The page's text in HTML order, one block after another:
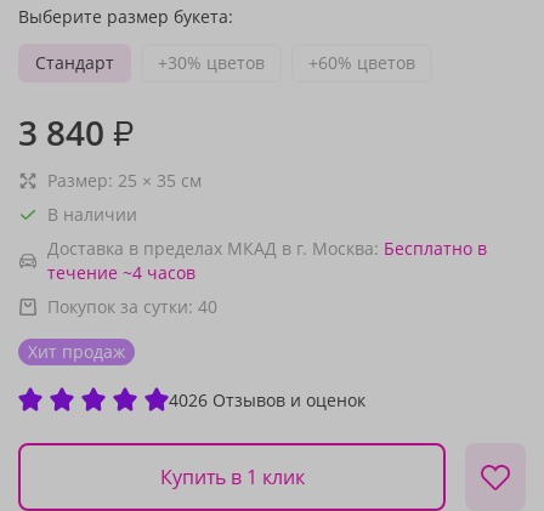
Выберите размер букета:
Стандарт
+30% цветов +60% цветов
3 840 ₽
Размер: 25 × 35 см
В наличии
Доставка в пределах МКАД в г. Москва: Бесплатно в
течение ~4 часов
Покупок за сутки: 40
Хит продаж
4026 Отзывов и оценок
Купить в 1 клик